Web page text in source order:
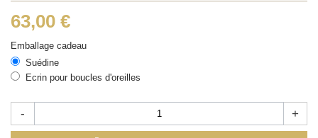
63,00 €
Emballage cadeau
Suédine
Ecrin pour boucles d'oreilles
- +